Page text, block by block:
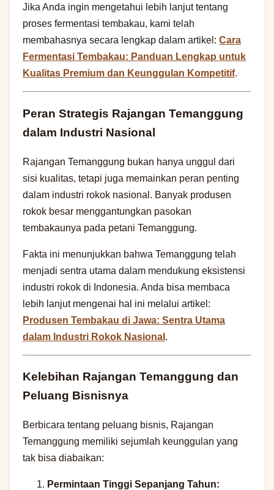
Jika Anda ingin mengetahui lebih lanjut tentang
proses fermentasi tembakau, kami telah
membahasnya secara lengkap dalam artikel: Cara
Fermentasi Tembakau: Panduan Lengkap untuk
Kualitas Premium dan Keunggulan Kompetitif.
Peran Strategis Rajangan Temanggung
dalam Industri Nasional
Rajangan Temanggung bukan hanya unggul dari
sisi kualitas, tetapi juga memainkan peran penting
dalam industri rokok nasional. Banyak produsen
rokok besar menggantungkan pasokan
tembakaunya pada petani Temanggung.
Fakta ini menunjukkan bahwa Temanggung telah
menjadi sentra utama dalam mendukung eksistensi
industri rokok di Indonesia. Anda bisa membaca
lebih lanjut mengenai hal ini melalui artikel:
Produsen Tembakau di Jawa: Sentra Utama
dalam Industri Rokok Nasional .
Kelebihan Rajangan Temanggung dan
Peluang Bisnisnya
Berbicara tentang peluang bisnis, Rajangan
Temanggung memiliki sejumlah keunggulan yang
tak bisa diabaikan:
Permintaan Tinggi Sepanjang Tahun: